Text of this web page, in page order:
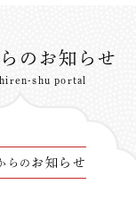
のお知らせ
shu portal
らの お知らせ